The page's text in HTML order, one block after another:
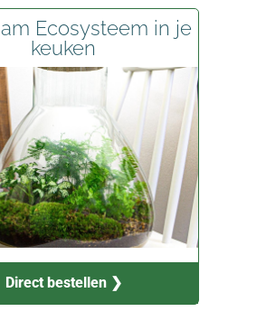
Ecosysteem in je
keuken
Direct bestellen ❯